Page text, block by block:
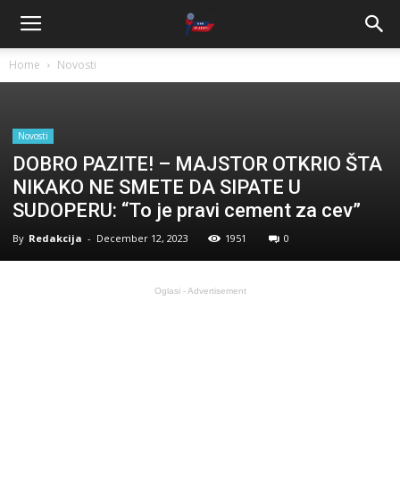
Home Novosti
Novosti
DOBRO PAZITE! – MAJSTOR OTKRIO ŠTA
NIKAKO NE SMETE DA SIPATE U
SUDOPERU: “To je pravi cement za cev”
By Redakcija - December 12, 2023 1951 0
Oglasi - Advertisement